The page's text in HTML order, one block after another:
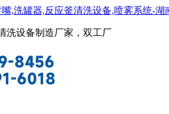
洗设备制造厂家，双工厂